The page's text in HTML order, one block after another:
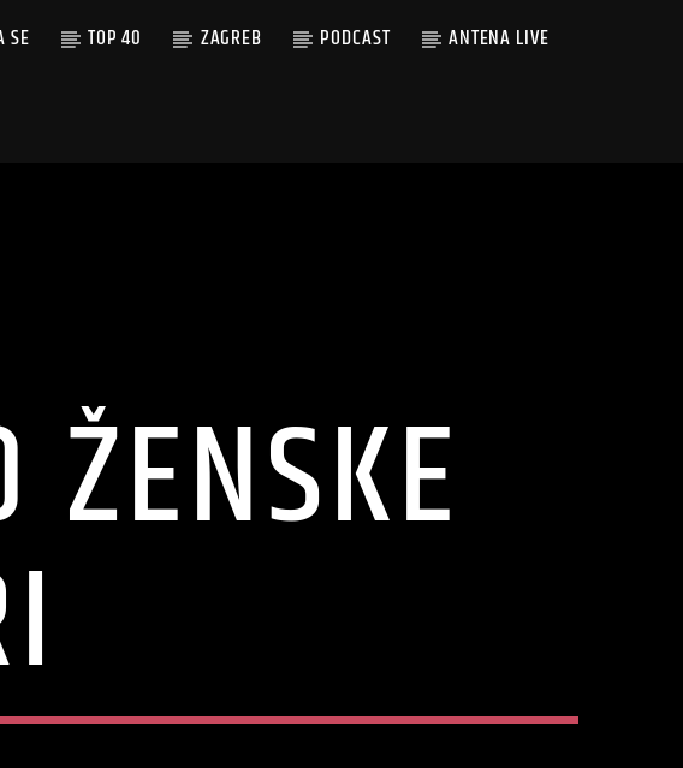
SE TOP 40 ZAGREB PODCAST ANTENA LIVE